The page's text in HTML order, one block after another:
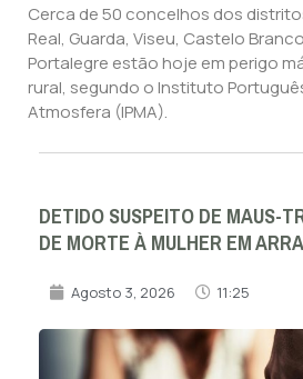
Cerca de 50 concelhos dos
Real, Guarda, Viseu, Castelo
Portalegre estão hoje em perigo
rural, segundo o Instituto
Atmosfera (IPMA).
DETIDO SUSPEITO DE MAUS-
DE MORTE À MULHER EM
Agosto 3, 2026 11:25